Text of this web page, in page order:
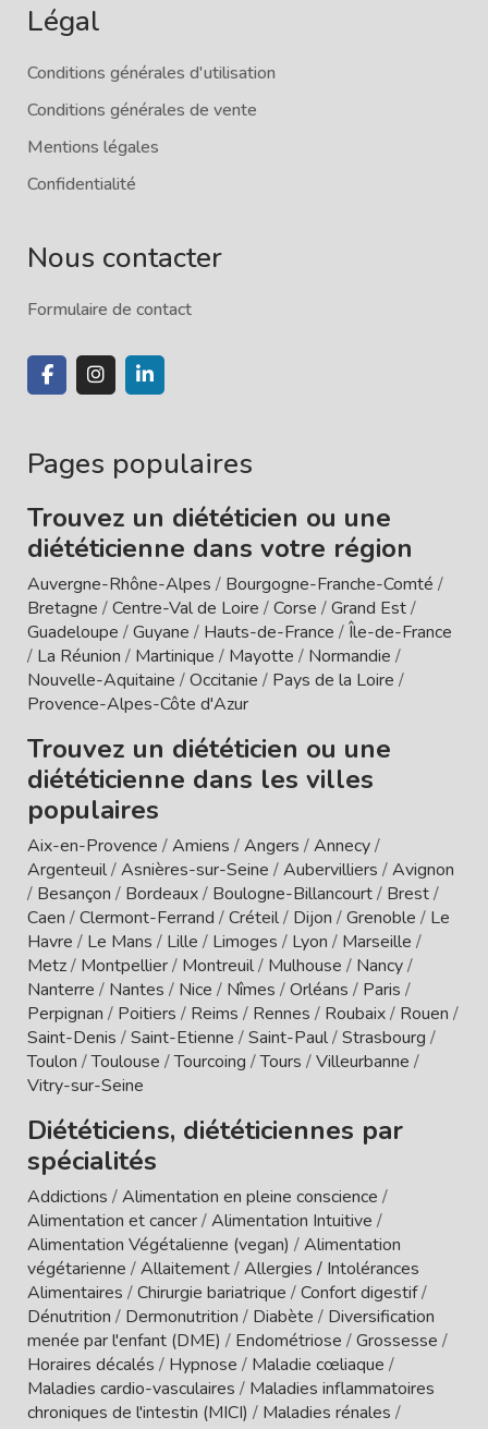
Légal
Conditions générales d'utilisation
Conditions générales de vente
Mentions légales
Confidentialité
Nous contacter
Formulaire de contact
Pages populaires
Trouvez un diététicien ou une
diététicienne dans votre région
Auvergne-Rhône-Alpes / Bourgogne-Franche-Comté /
Bretagne /Centre-Val de Loire /Corse /Grand Est/
Guadeloupe /Guyane / Hauts-de-France /Île-de-France
/ La Réunion / Martinique / Mayotte / Normandie /
Nouvelle-Aquitaine /Occitanie / Pays de la Loire /
Provence-Alpes-Côte d'Azur
Trouvez un diététicien ou une
diététicienne dans les villes
populaires
Aix-en-Provence /Amiens /Angers /Annecy/
Argenteuil/Asnières-sur-Seine /Aubervilliers /Avignon
/ Besançon / Bordeaux/ Boulogne-Billancourt/ Brest/
Caen /Clermont-Ferrand /Créteil/ Dijon /Grenoble / Le
Havre / Le Mans / Lille / Limoges / Lyon / Marseille /
Metz/ Montpellier/ Montreuil/ Mulhouse / Nancy/
Nanterre / Nantes / Nice / Nîmes /Orléans / Paris /
Perpignan / Poitiers / Reims / Rennes / Roubaix/ Rouen /
Saint-Denis /Saint-Etienne /Saint-Paul/Strasbourg /
Toulon /Toulouse /Tourcoing /Tours /Villeurbanne /
Vitry-sur-Seine
Diététiciens, diététiciennes par
spécialités
Addictions /Alimentation en pleine conscience /
Alimentation et cancer/Alimentation Intuitive /
Alimentation Végétalienne (vegan) /Alimentation
végétarienne /Allaitement/Allergies / Intolérances
Alimentaires /Chirurgie bariatrique /Confort digestif/
Dénutrition / Dermonutrition / Diabète / Diversification
menée par l'enfant (DME) / Endométriose /Grossesse /
Horaires décalés / Hypnose / Maladie cœliaque /
Maladies cardio-vasculaires / Maladies inflammatoires
chroniques de l'intestin (MICI) / Maladies rénales /